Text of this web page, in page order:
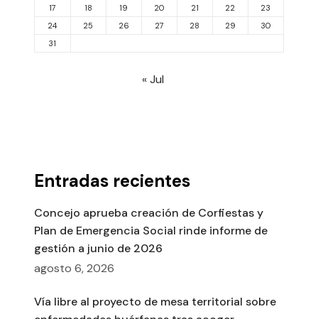
17
18 19 20 21 22
23
24
25 26 27 28 29
30
31
« Jul
Entradas recientes
Concejo aprueba creación de Corfiestas y
Plan de Emergencia Social rinde informe de
gestión a junio de 2026
agosto 6, 2026
Vía libre al proyecto de mesa territorial sobre